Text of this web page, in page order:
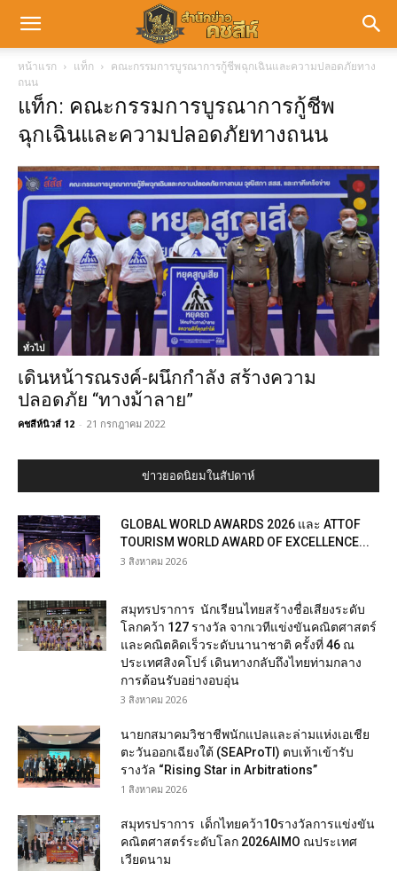
หน้าแรก แท็ก
คณะกรรมการบูรณาการกู้ชีพฉุกเฉินและความปลอดภัยทาง
ถนน
แท็ก: คณะกรรมการบูรณาการกู้ชีพ
ฉุกเฉินและความปลอดภัยทางถนน
ทั่วไป
เดินหน้ารณรงค์-ผนึกกำลัง สร้างความ
ปลอดภัย “ทางม้าลาย”
คชสีห์นิวส์ 12 - 21 กรกฎาคม 2022
ข่าวยอดนิยมในสัปดาห์
GLOBAL WORLD AWARDS 2026 และ ATTOF
TOURISM WORLD AWARD OF EXCELLENCE...
3 สิงหาคม 2026
สมุทรปราการ นักเรียนไทยสร้างชื่อเสียงระดับ
โลกคว้า 127 รางวัล จากเวทีแข่งขันคณิตศาสตร์
และคณิตคิดเร็วระดับนานาชาติ ครั้งที่ 46 ณ
ประเทศสิงคโปร์ เดินทางกลับถึงไทยท่ามกลาง
การต้อนรับอย่างอบอุ่น
3 สิงหาคม 2026
นายกสมาคมวิชาชีพนักแปลและล่ามแห่งเอเชีย
ตะวันออกเฉียงใต้ (SEAProTI) ตบเท้าเข้ารับ
รางวัล “Rising Star in Arbitrations”
1 สิงหาคม 2026
สมุทรปราการ เด็กไทยคว้า10รางวัลการแข่งขัน
คณิตศาสตร์ระดับโลก 2026AIMO ณประเทศ
เวียดนาม